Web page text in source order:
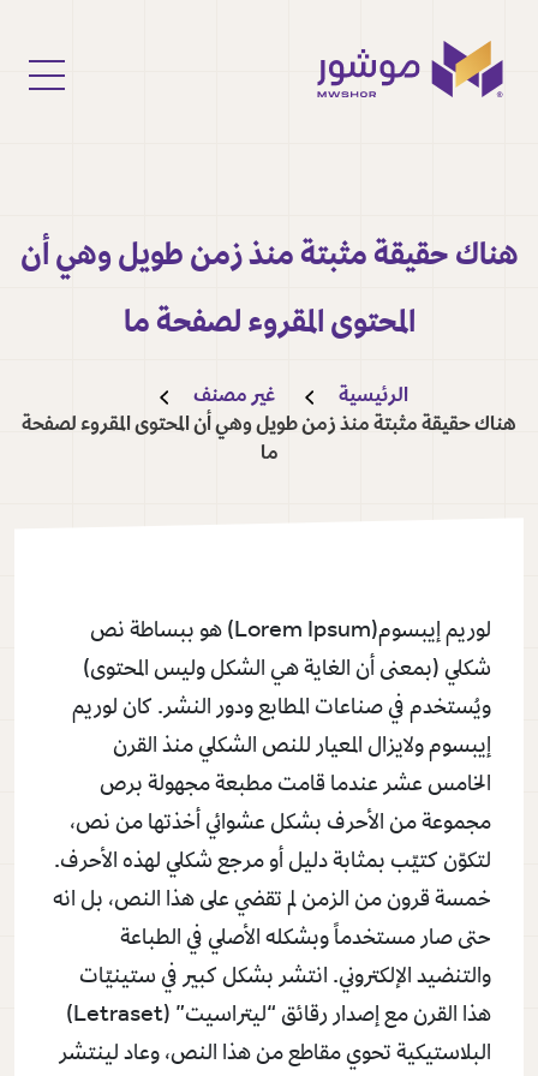
هناك حقيقة مثبتة منذ زمن طويل وهي أن
المحتوى المقروء لصفحة ما
الرئيسية
غير مصنف
هناك حقيقة مثبتة منذ زمن طويل وهي أن المحتوى المقروء لصفحة
ما
لوريم إيبسوم(Lorem Ipsum) هو ببساطة نص
شكلي (بمعنى أن الغاية هي الشكل وليس المحتوى)
ويُستخدم في صناعات المطابع ودور النشر. كان لوريم
إيبسوم ولايزال المعيار للنص الشكلي منذ القرن
الخامس عشر عندما قامت مطبعة مجهولة برص
مجموعة من الأحرف بشكل عشوائي أخذتها من نص،
لتكوّن كتيّب بمثابة دليل أو مرجع شكلي لهذه الأحرف.
خمسة قرون من الزمن لم تقضي على هذا النص، بل انه
حتى صار مستخدماً وبشكله الأصلي في الطباعة
والتنضيد الإلكتروني. انتشر بشكل كبير في ستينيّات
هذا القرن مع إصدار رقائق “ليتراسيت” (Letraset)
البلاستيكية تحوي مقاطع من هذا النص، وعاد لينتشر